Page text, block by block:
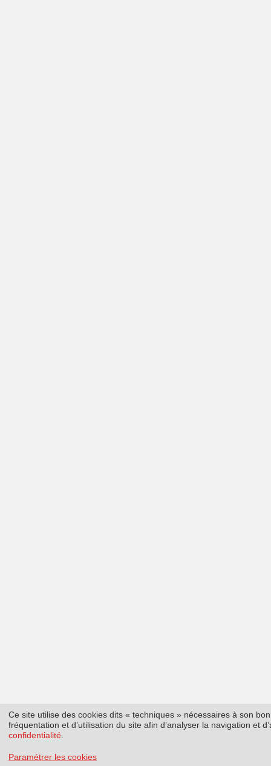
Ce site utilise des cookies dits « techniques » nécessaires à son
fréquentation et d’utilisation du site afin d’analyser la navigation et
confidentialité
Paramétrer les cookies